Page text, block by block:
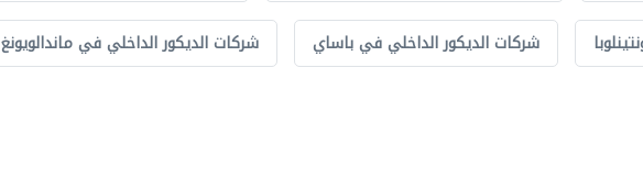
شركات الديكور الداخلي في ماندالويونغ شركات الديكور الداخلي في باساي